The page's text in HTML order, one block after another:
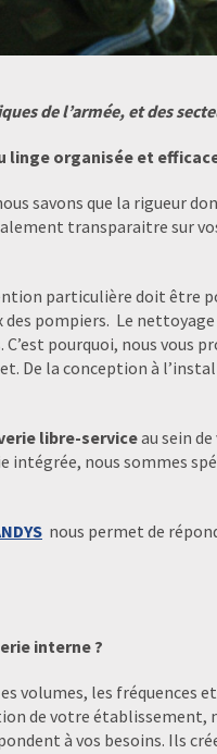
de l’armée, et des
linge organisée et
savons que la rigueur
transparaitre sur
particulière doit être
pompiers. Le
pourquoi, nous vous
De la conception à
libre-serviceau sein
intégrée, nous sommes
nous permet de
interne ?
volumes, les fréquences
de votre établissement,
à vos besoins. Ils